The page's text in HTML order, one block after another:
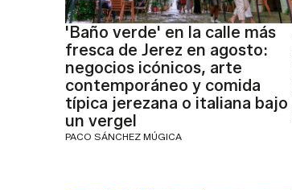
'Baño verde' en la calle más
fresca de Jerez en agosto:
negocios icónicos, arte
contemporáneo y comida
típica jerezana o italiana bajo
un vergel
PACO SÁNCHEZ MÚGICA